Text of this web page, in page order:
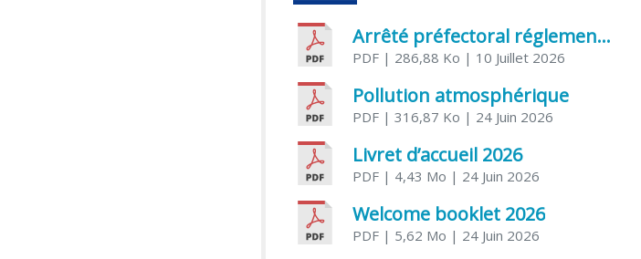
Arrêté préfectoral réglementant l’usage de l’eau
PDF | 286,88 Ko | 10 Juillet 2026
Pollution atmosphérique
PDF | 316,87 Ko | 24 Juin 2026
Livret d’accueil 2026
PDF | 4,43 Mo | 24 Juin 2026
Welcome booklet 2026
PDF | 5,62 Mo | 24 Juin 2026